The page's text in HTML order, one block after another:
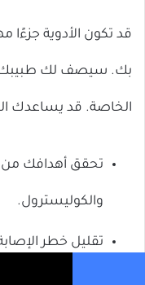
قد تكون الأدوية
بك. سيصف لك طبيبك
الخاصة. قد يساعدك
والكوليسترول.
تقليل خطر